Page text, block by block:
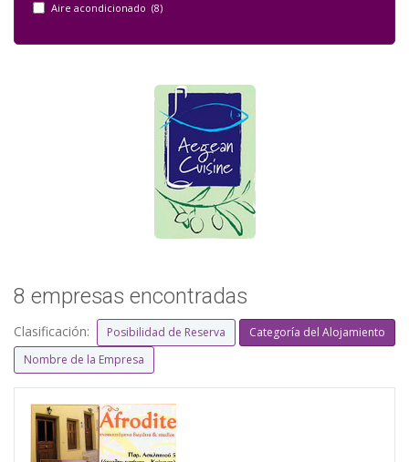
Aire acondicionado (8)
8 empresas encontradas
Clasificación: Posibilidad de Reserva
Categoría del Alojamiento
Nombre de la Empresa